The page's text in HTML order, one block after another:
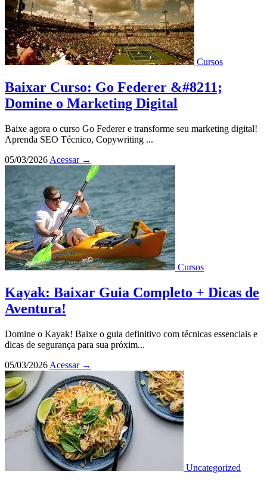
Cursos
Baixar Curso: Go Federer &#8211;
Domine o Marketing Digital
Baixe agora o curso Go Federer e transforme seu marketing digital!
Aprenda SEO Técnico, Copywriting ...
05/03/2026 Acessar →
Cursos
Kayak: Baixar Guia Completo + Dicas de
Aventura!
Domine o Kayak! Baixe o guia definitivo com técnicas essenciais e
dicas de segurança para sua próxim...
05/03/2026 Acessar →
Uncategorized